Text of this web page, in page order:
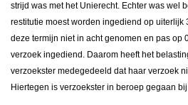
strijd was met het Unierecht. Echter was wel
restitutie moest worden ingediend op uiterlijk
deze termijn niet in acht genomen en pas op
verzoek ingediend. Daarom heeft het
verzoekster medegedeeld dat haar verzoek
Hiertegen is verzoekster in beroep gegaan